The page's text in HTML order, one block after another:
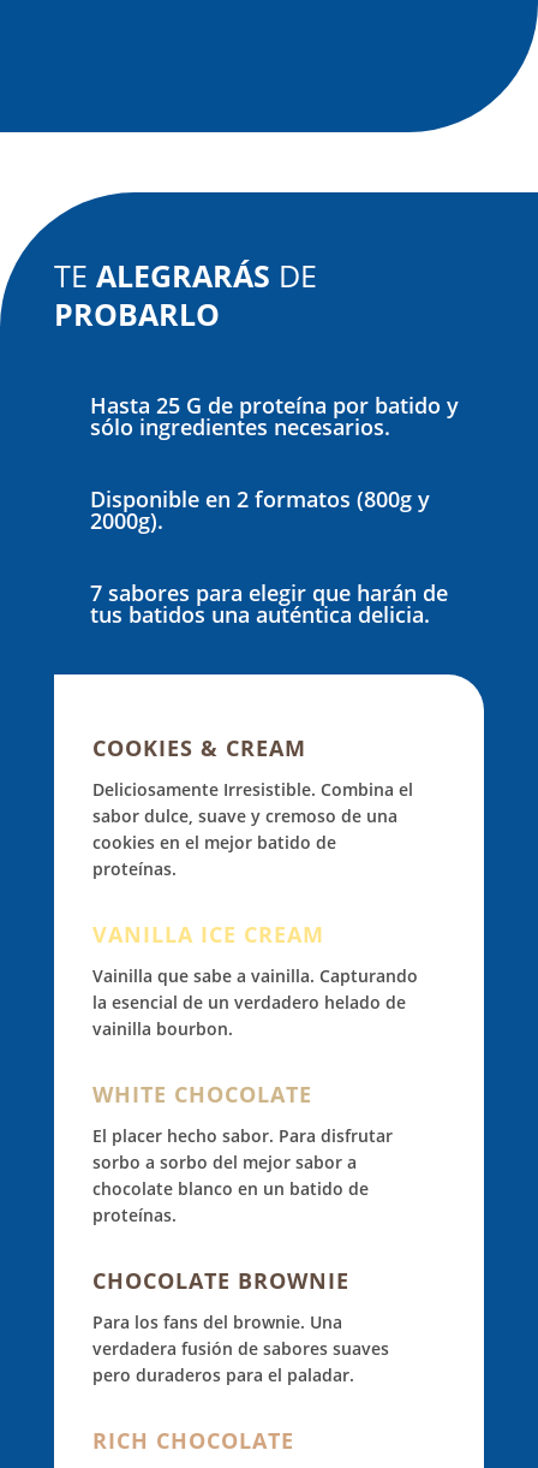
TE ALEGRARÁS DE
PROBARLO
Hasta 25 G de proteína por batido y
sólo ingredientes necesarios.
Disponible en 2 formatos (800g y
2000g).
7 sabores para elegir que harán de
tus batidos una auténtica delicia.
COOKIES & CREAM
Deliciosamente Irresistible. Combina el
sabor dulce, suave y cremoso de una
cookies en el mejor batido de
proteínas.
VANILLA ICE CREAM
Vainilla que sabe a vainilla. Capturando
la esencial de un verdadero helado de
vainilla bourbon.
WHITE CHOCOLATE
El placer hecho sabor. Para disfrutar
sorbo a sorbo del mejor sabor a
chocolate blanco en un batido de
proteínas.
CHOCOLATE BROWNIE
Para los fans del brownie. Una
verdadera fusión de sabores suaves
pero duraderos para el paladar.
RICH CHOCOLATE